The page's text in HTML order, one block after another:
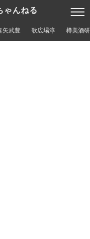
ゃんねる
矢武豊 歌広場淳 樽美酒